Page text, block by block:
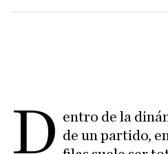
D entro de la
de un partido,